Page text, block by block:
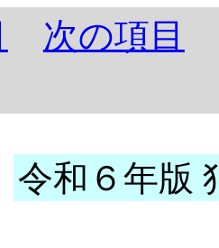
次の項目
令和６年版